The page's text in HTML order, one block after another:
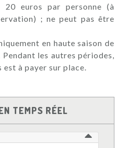
euros par personne (à
; ne peut pas être
en haute saison de
les autres périodes,
est à payer sur place.
TEMPS RÉEL